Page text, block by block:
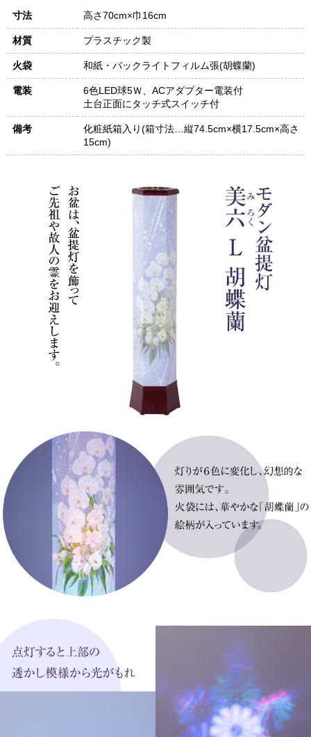
寸法 高さ70cm×巾16cm
材質 プラスチック製
火袋 和紙・バックライトフィルム張(胡蝶蘭)
電装
6色LED球5Ｗ、ACアダプター電装付
土台正面にタッチ式スイッチ付
備考
化粧紙箱入り(箱寸法…縦74.5cm×横17.5cm×高さ
15cm)